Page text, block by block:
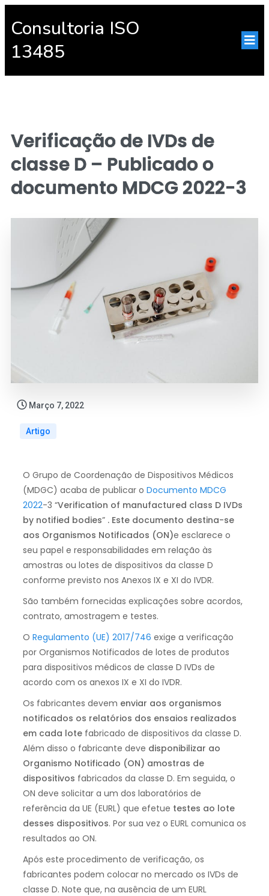
Consultoria ISO
13485
Verificação de IVDs de
classe D – Publicado o
documento MDCG 2022-3
Março 7, 2022
Artigo
O Grupo de Coordenação de Dispositivos Médicos
(MDGC) acaba de publicar o Documento MDCG
2022-3 “Verification of manufactured class D IVDs
by notified bodies” . Este documento destina-se
aos Organismos Notificados (ON)e esclarece o
seu papel e responsabilidades em relação às
amostras ou lotes de dispositivos da classe D
conforme previsto nos Anexos IX e XI do IVDR.
São também fornecidas explicações sobre acordos,
contrato, amostragem e testes.
O Regulamento (UE) 2017/746 exige a verificação
por Organismos Notificados de lotes de produtos
para dispositivos médicos de classe D IVDs de
acordo com os anexos IX e XI do IVDR.
Os fabricantes devem enviar aos organismos
notificados os relatórios dos ensaios realizados
em cada lote fabricado de dispositivos da classe D.
Além disso o fabricante deve disponibilizar ao
Organismo Notificado (ON) amostras de
dispositivos fabricados da classe D. Em seguida, o
ON deve solicitar a um dos laboratórios de
referência da UE (EURL) que efetue testes ao lote
desses dispositivos. Por sua vez o EURL comunica os
resultados ao ON.
Após este procedimento de verificação, os
fabricantes podem colocar no mercado os IVDs de
classe D. Note que, na ausência de um EURL